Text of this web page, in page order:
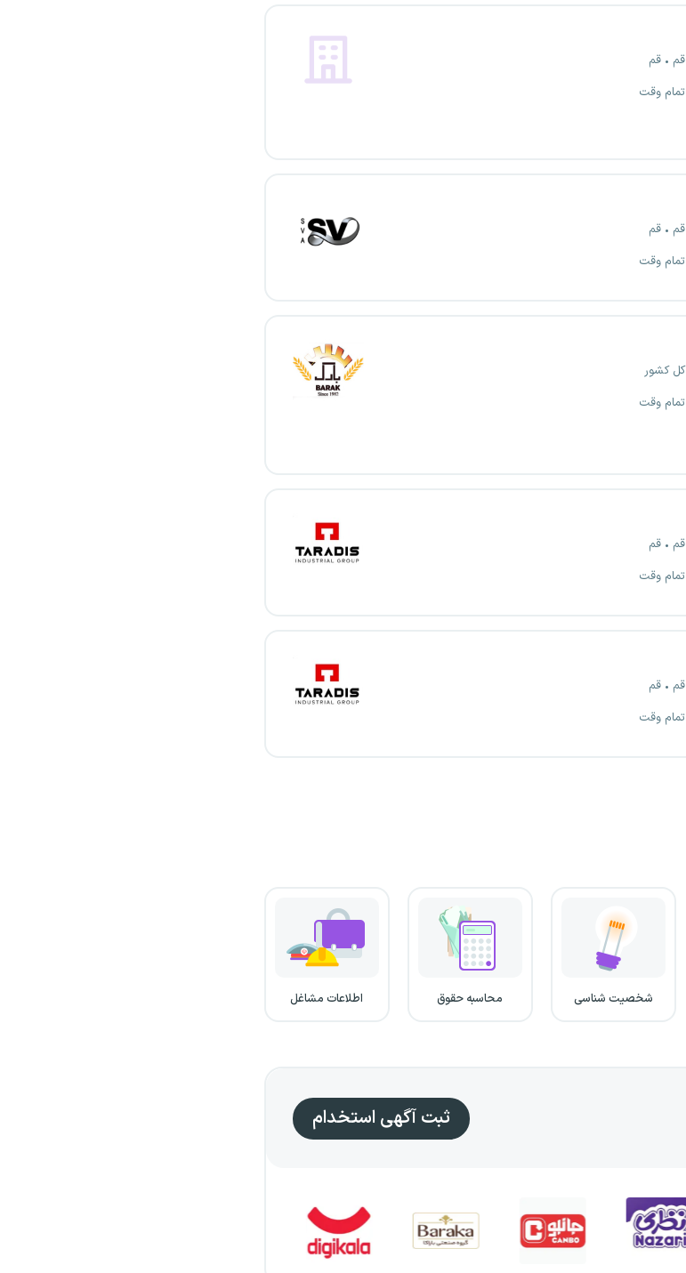
قم
قم
تمام وقت
قم
قم
تمام وقت
کل کشور
تمام وقت
قم
قم
تمام وقت
قم
قم
تمام وقت
شخصیت شناسی محاسبه حقوق اطلاعات مشاغل
ثبت آگهی استخدام